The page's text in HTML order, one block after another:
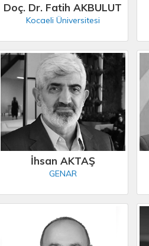
Doç. Dr. Fatih AKBULUT
Kocaeli Üniversitesi
İhsan AKTAŞ
GENAR